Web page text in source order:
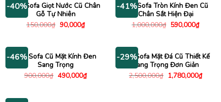
-40%
Bàn Sofa Giọt Nước Cũ Chân
Gỗ Tự Nhiên
150,000₫ Giá
gốc
90,000₫Giá
hiện
-41%
Bàn Sofa Tròn Kính Đen Cũ
Chân Sắt Hiện Đại
1,000,000₫ Giá
590,000₫Giá
hiện
-46%
Bàn Sofa Cũ Mặt Kính Đen
Sang Trọng
900,000₫ Giá
490,000₫Giá
hiện
-29%
Bàn Sofa Mặt Đá Cũ Thiết Kế
Sang Trọng Đơn Giản
2,500,000₫ Giá
gốc
1,780,000₫Giá
hiện